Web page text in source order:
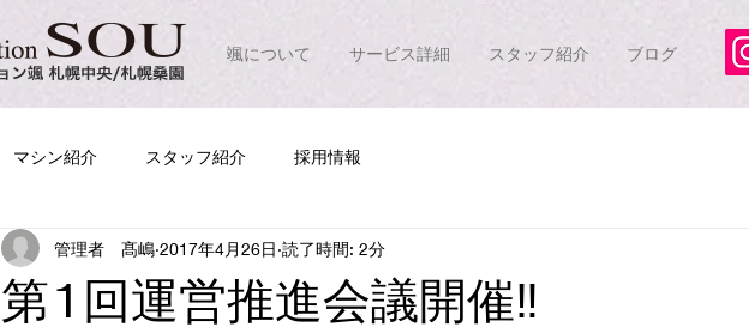
颯について サービス詳細 スタッフ紹介 ブログ
マシン紹介 スタッフ紹介 採用情報
第1回運営推進会議開催‼
管理者 髙嶋 2017年4月26日 読了時間: 2分